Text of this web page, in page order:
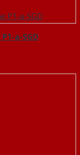
a-SGD